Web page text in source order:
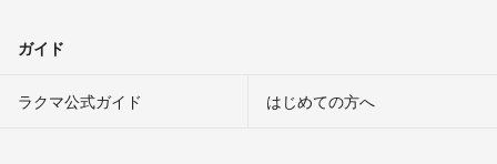
ガイド
ラクマ公式ガイド はじめての方へ